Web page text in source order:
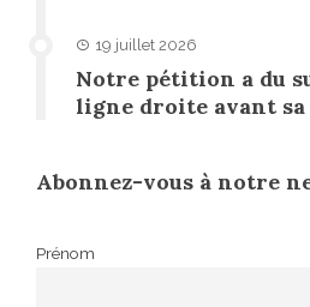
19 juillet 2026
Notre pétition a du
ligne droite avant sa
Abonnez-vous à notre
Prénom